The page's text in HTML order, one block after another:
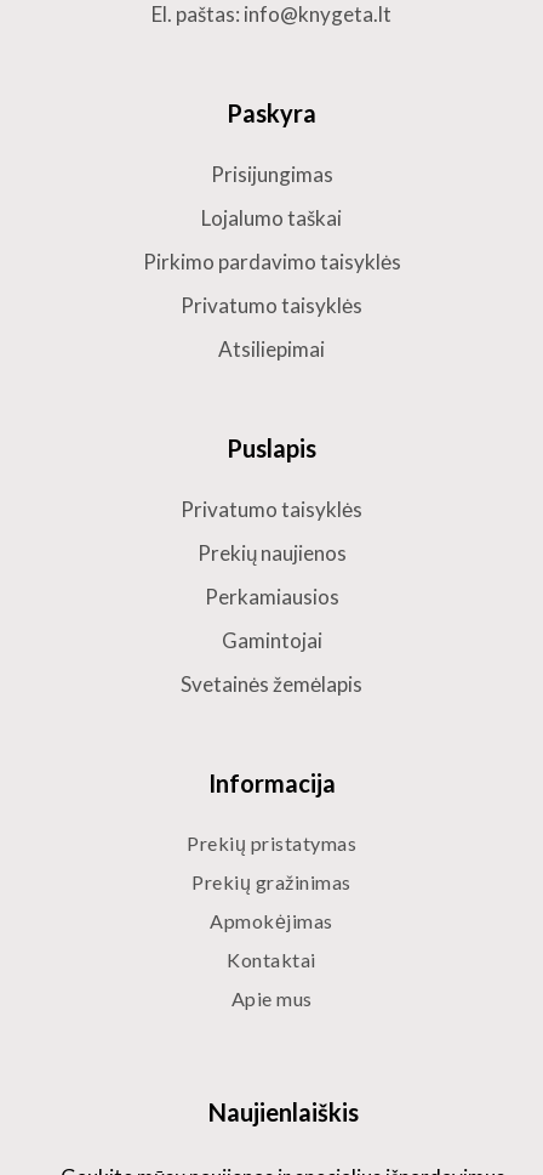
Informacija
Prekių pristatymas
Prekių gražinimas
Apmokėjimas
Kontaktai
Apie mus
Puslapis
Privatumo taisyklės
Prekių naujienos
Perkamiausios
Gamintojai
Svetainės žemėlapis
Paskyra
Prisijungimas
Lojalumo taškai
Pirkimo pardavimo taisyklės
Privatumo taisyklės
Atsiliepimai
El. paštas: info@knygeta.lt
Naujienlaiškis